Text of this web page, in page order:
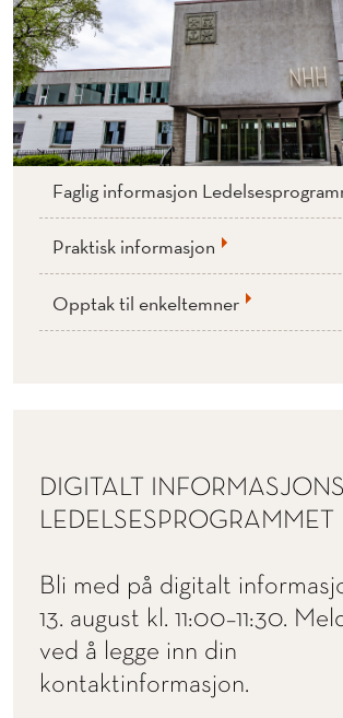
Faglig informasjon
Praktisk informasjon
Opptak til enkeltemner
DIGITALT
LEDELSESPROGRAMMET
Bli med på digitalt
13. august kl. 11:00–11:30.
ved å legge inn din
kontaktinformasjon.